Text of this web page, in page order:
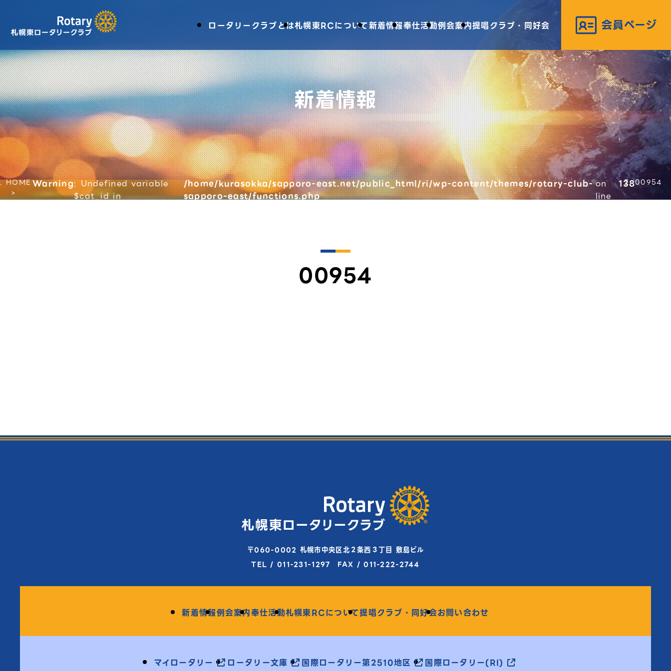
ロータリークラブとは札幌東RCについて新着情報奉仕活動例会案内提唱クラブ・同好会
新着情報
HOMEWarning: Undefined variable
$cat_id in
/home/kurasokka/sapporo-east.net/public_html/ri/wp-content/themes/rotary-club-
sapporo-east/functions.php
on
line
13800954
00954
〒060-0002 札幌市中央区北２条西３丁目 敷島ビル
TEL / 011-231-1297 FAX / 011-222-2744
新着情報例会案内奉仕活動札幌東RCについて提唱クラブ・同好会お問い合わせ
マイロータリー ロータリー文庫 国際ロータリー第2510地区 国際ロータリー(RI)